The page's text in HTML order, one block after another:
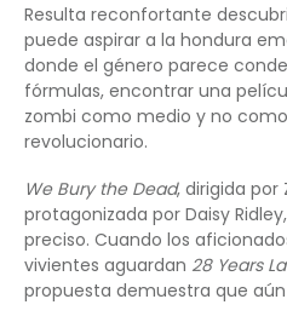
Resulta reconfortante
puede aspirar a la hondura
donde el género parece
fórmulas, encontrar una
zombi como medio y no
revolucionario.
We Bury the Dead, dirigida por
protagonizada por Daisy
preciso. Cuando los
vivientes aguardan 28 Years
propuesta demuestra que